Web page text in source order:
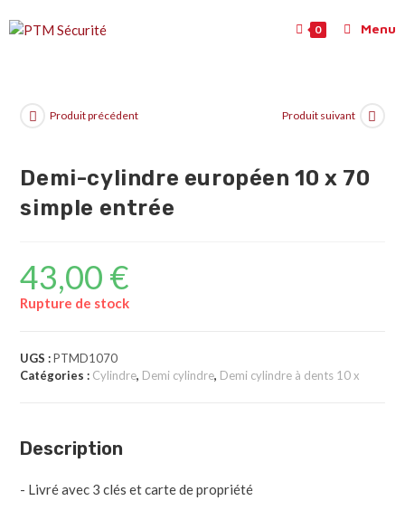
0 Menu
Produit précédent Produit suivant
Demi-cylindre européen 10 x 70
simple entrée
43,00 €
Rupture de stock
UGS :PTMD1070
Catégories : Cylindre, Demi cylindre, Demi cylindre à dents 10 x
Description
- Livré avec 3 clés et carte de propriété